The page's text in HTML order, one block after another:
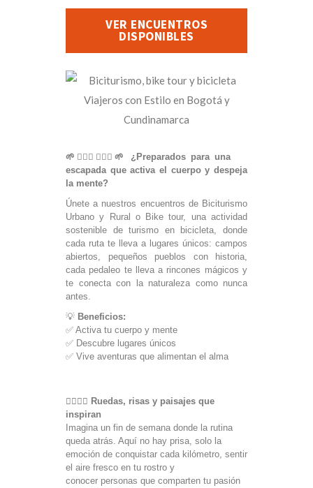
VER ENCUENTROS
DISPONIBLES
🌱🚴🏼‍♀️🏃🏻‍♂️🌱 ¿Preparados para una
escapada que activa el cuerpo y despeja
la mente?
Únete a nuestros encuentros de Biciturismo
Urbano y Rural o Bike tour, una actividad
sostenible de turismo en bicicleta, donde
cada ruta te lleva a lugares únicos: campos
abiertos, pequeños pueblos con historia,
cada pedaleo te lleva a rincones mágicos y
te conecta con la naturaleza como nunca
antes.
💡 Beneficios:
✅ Activa tu cuerpo y mente
✅ Descubre lugares únicos
✅ Vive aventuras que alimentan el alma
🚴‍♂️🚴‍♀️ Ruedas, risas y paisajes que
inspiran
Imagina un fin de semana donde la rutina
queda atrás. Aquí no hay prisa, solo la
emoción de conquistar cada kilómetro, sentir
el aire fresco en tu rostro y
conocer personas que comparten tu pasión